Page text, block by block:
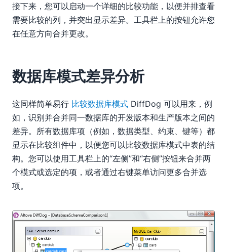
接下来，您可以启动一个详细的比较功能，以便并排查看
需要比较的列，并突出显示差异。工具栏上的按钮允许您
在任意方向合并更改。
数据库模式差异分析
这同样简单易行 比较数据库模式 DiffDog 可以用来，例
如，识别并合并同一数据库的开发版本和生产版本之间的
差异。所有数据库项（例如，数据类型、约束、键等）都
显示在比较组件中，以便您可以比较数据库模式中表的结
构。您可以使用工具栏上的“左侧”和“右侧”按钮来合并两
个模式或选定的项，或者通过右键菜单访问更多合并选
项。